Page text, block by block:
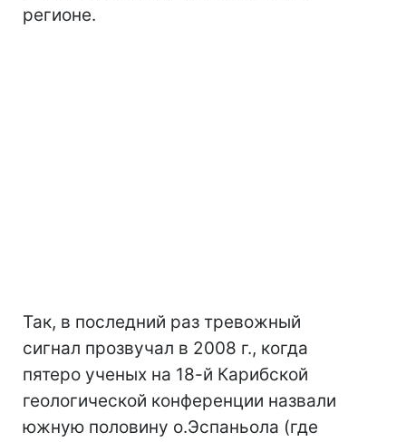
регионе.
Так, в последний раз тревожный
сигнал прозвучал в 2008 г., когда
пятеро ученых на 18-й Карибской
геологической конференции назвали
южную половину о.Эспаньола (где